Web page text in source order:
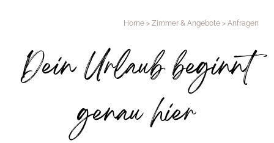
Home > Zimmer & Angebote > Anfragen
Dein Urlaub beginnt
genau hier